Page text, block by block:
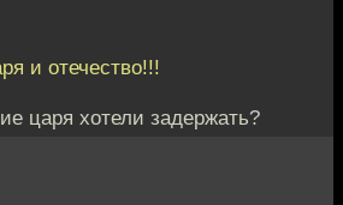
и отечество!!!
царя хотели задержать?